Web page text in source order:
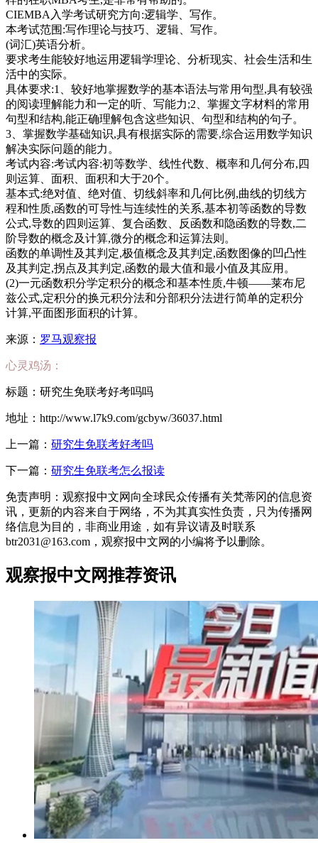
CIEMBA入学考试研究方向:逻辑学、写作。
本考试范围:写作理论与技巧、逻辑、写作。
(词汇)英语分析。
要求考生能较好地运用逻辑学理论、分析现实、社会生活和生
活中的实际。
具体要求:1、较好地掌握数学的基本语法与常用句型,具有较强
的阅读理解能力和一定的听、写能力;2、掌握文字材料的常用
句型和结构,能正确理解包含这些知识、句型和结构的句子。
3、掌握数学基础知识,具有根据实际的需要,综合运用数学知识
解决实际问题的能力。
考试内容:考试内容:初等数学、线性代数、概率和几何分布,四
则运算、面积、面积和大于20个。
基本式:绝对值、绝对值、切线斜率和几何比例,曲线的切线方
程和性质,函数的可导性与连续性的关系,基本初等函数的导数
公式,导数的四则运算、复合函数、反函数和隐函数的导数,二
阶导数的概念及计算,微分的概念和运算法则。
函数的单调性及其判定,极值概念及其判定,函数图像的凹凸性
及其判定,拐点及其判定,函数的最大值和最小值及其应用。
(2)一元函数积分学定积分的概念和基本性质,牛顿——莱布尼
兹公式,定积分的换元积分法和分部积分法进行简单的定积分
计算,平面图形面积的计算。
来源： 罗马观察报
心灵鸡汤：
标题：研究生免联考好考吗吗
地址：http://www.l7k9.com/gcbyw/36037.html
上一篇： 研究生免联考好考吗
下一篇： 研究生免联考怎么报读
免责声明：观察报中文网向全球民众传播有关梵蒂冈的信息资
讯，更新的内容来自于网络，不为其真实性负责，只为传播网
络信息为目的，非商业用途，如有异议请及时联系
btr2031@163.com，观察报中文网的小编将予以删除。
观察报中文网推荐资讯